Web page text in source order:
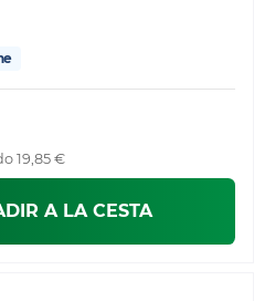
19,85 €
A LA CESTA